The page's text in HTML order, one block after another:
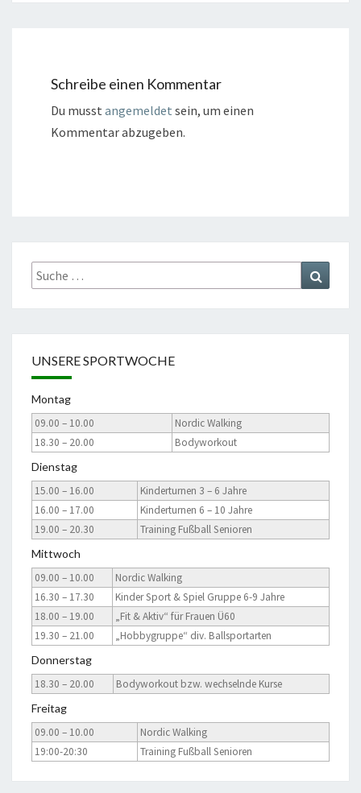
Schreibe einen Kommentar
Du musst angemeldet sein, um einen
Kommentar abzugeben.
Suche
nach:
UNSERE SPORTWOCHE
Montag
09.00 – 10.00
Nordic Walking
18.30 – 20.00
Bodyworkout
Dienstag
15.00 – 16.00
Kinderturnen 3 – 6 Jahre
16.00 – 17.00
Kinderturnen 6 – 10 Jahre
19.00 – 20.30
Training Fußball Senioren
Mittwoch
09.00 – 10.00
Nordic Walking
16.30 – 17.30
Kinder Sport & Spiel Gruppe 6-9 Jahre
18.00 – 19.00
„Fit & Aktiv“ für Frauen Ü60
19.30 – 21.00
„Hobbygruppe“ div. Ballsportarten
Donnerstag
18.30 – 20.00
Bodyworkout bzw. wechselnde Kurse
Freitag
09.00 – 10.00
Nordic Walking
19:00-20:30
Training Fußball Senioren